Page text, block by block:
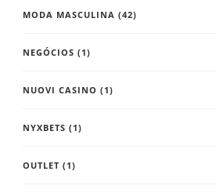
MODA MASCULINA (42)
NEGÓCIOS (1)
NUOVI CASINO (1)
NYXBETS (1)
OUTLET (1)